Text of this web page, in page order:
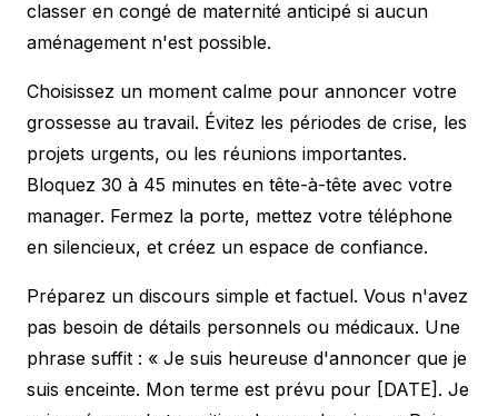
classer en congé de maternité anticipé si aucun
aménagement n'est possible.
Choisissez un moment calme pour annoncer votre
grossesse au travail. Évitez les périodes de crise, les
projets urgents, ou les réunions importantes.
Bloquez 30 à 45 minutes en tête-à-tête avec votre
manager. Fermez la porte, mettez votre téléphone
en silencieux, et créez un espace de confiance.
Préparez un discours simple et factuel. Vous n'avez
pas besoin de détails personnels ou médicaux. Une
phrase suffit : « Je suis heureuse d'annoncer que je
suis enceinte. Mon terme est prévu pour [DATE]. Je